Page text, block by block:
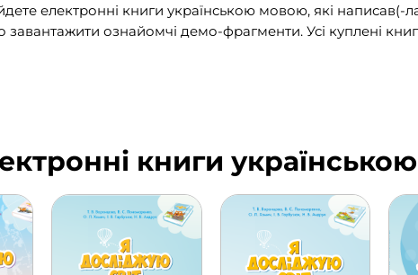
електронні книги українською мовою, які написав(-
ознайомчі демо-фрагменти. Усі куплені
книги українською